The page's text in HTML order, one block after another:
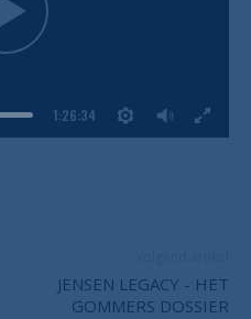
1:26:34
JENSEN LEGACY - HET
GOMMERS DOSSIER